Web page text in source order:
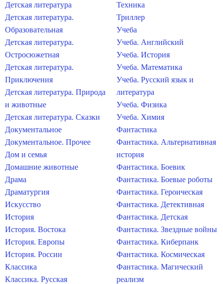
Детская литература
Детская литература.
Образовательная
Детская литература.
Остросюжетная
Детская литература.
Приключения
Детская литература. Природа
и животные
Детская литература. Сказки
Документальное
Документальное. Прочее
Дом и семья
Домашние животные
Драма
Драматургия
Искусство
История
История. Востока
История. Европы
История. России
Классика
Классика. Русская
Техника
Триллер
Учеба
Учеба. Английский
Учеба. История
Учеба. Математика
Учеба. Русский язык и
литература
Учеба. Физика
Учеба. Химия
Фантастика
Фантастика. Альтернативная
история
Фантастика. Боевик
Фантастика. Боевые роботы
Фантастика. Героическая
Фантастика. Детективная
Фантастика. Детская
Фантастика. Звездные войны
Фантастика. Киберпанк
Фантастика. Космическая
Фантастика. Магический
реализм